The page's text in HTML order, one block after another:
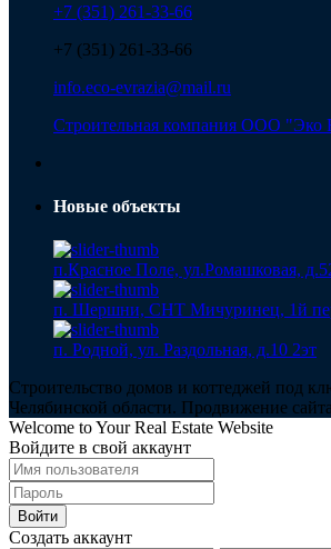
+7 (351) 261-33-66
+7 (351) 261-33-66
info.eco-evrazia@mail.ru
Строительная компания ООО "Эко
Новые объекты
п.Красное Поле, ул.Ромашковая,
п. Шершни, СНТ Мичуринец, 1й
п. Родной, ул. Раздольная, д.10 2эт
Строительство домов и коттеджей под
Челябинской области. Продвижение
Welcome to Your Real Estate Website
Войдите в свой аккаунт
Войти
Создать аккаунт